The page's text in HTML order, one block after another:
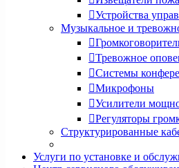
Устройства
Музыкальное и
Тревожное
Системы
Микрофоны
Усилители
Регуляторы
Структурированные
Услуги по установке и